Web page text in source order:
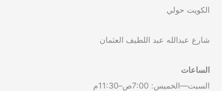
الكويت حولي
شارع عبدالله عبد اللطيف العثمان
الساعات
السبت—الخميس: 7:00ص–11:30م